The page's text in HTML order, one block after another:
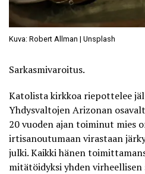
Kuva: Robert Allman | Unsplash
Sarkasmivaroitus.
Katolista kirkkoa riepottelee
Yhdysvaltojen Arizonan
20 vuoden ajan toiminut mies
irtisanoutumaan virastaan
julki. Kaikki hänen
mitätöidyksi yhden virheellisen